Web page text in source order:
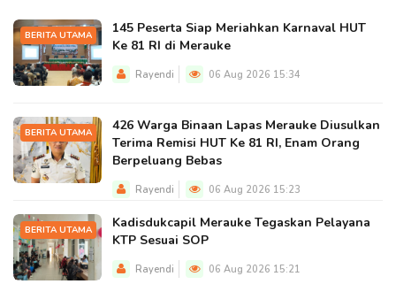
BERITA UTAMA
145 Peserta Siap Meriahkan Karnaval HUT
Ke 81 RI di Merauke
Rayendi 06 Aug 2026 15:34
BERITA UTAMA
426 Warga Binaan Lapas Merauke Diusulkan
Terima Remisi HUT Ke 81 RI, Enam Orang
Berpeluang Bebas
Rayendi 06 Aug 2026 15:23
BERITA UTAMA
Kadisdukcapil Merauke Tegaskan Pelayana
KTP Sesuai SOP
Rayendi 06 Aug 2026 15:21